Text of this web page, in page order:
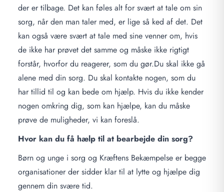
der er tilbage. Det kan føles alt for svært at tale om sin
sorg, når den man taler med, er lige så ked af det. Det
kan også være svært at tale med sine venner om, hvis
de ikke har prøvet det samme og måske ikke rigtigt
forstår, hvorfor du reagerer, som du gør.Du skal ikke gå
alene med din sorg. Du skal kontakte nogen, som du
har tillid til og kan bede om hjælp. Hvis du ikke kender
nogen omkring dig, som kan hjælpe, kan du måske
prøve de muligheder, vi kan foreslå.
Hvor kan du få hælp til at bearbejde din sorg?
Børn og unge i sorg og Kræftens Bekæmpelse er begge
organisationer der sidder klar til at lytte og hjælpe dig
gennem din svære tid.